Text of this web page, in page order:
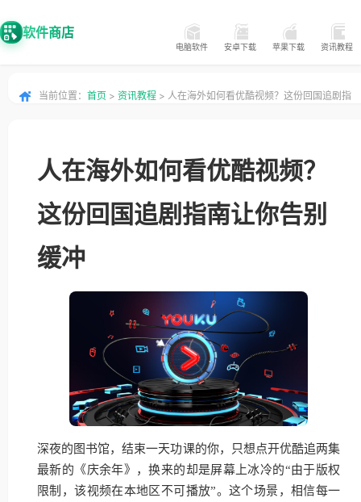
软件商店
电脑软件 安卓下载 苹果下载 资讯教程
当前位置： 首页 > 资讯教程 > 人在海外如何看优酷视频？这份回国追剧指
人在海外如何看优酷视频？
这份回国追剧指南让你告别
缓冲
深夜的图书馆，结束一天功课的你，只想点开优酷追两集
最新的《庆余年》，换来的却是屏幕上冰冷的“由于版权
限制，该视频在本地区不可播放”。这个场景，相信每一